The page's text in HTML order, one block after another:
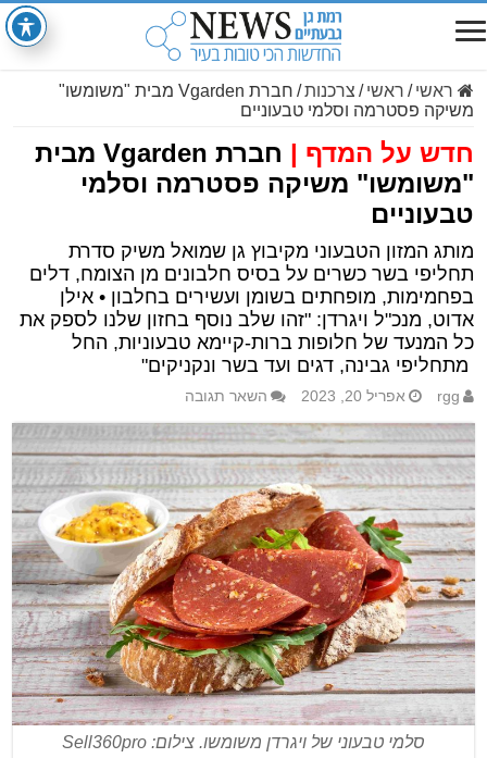
ראשי / ראשי / צרכנות/
חברת Vgarden מבית "משומשו"
משיקה פסטרמה וסלמי טבעוניים
חדש על המדף |
חברת Vgarden מבית
"משומשו" משיקה פסטרמה וסלמי
טבעוניים
מותג המזון הטבעוני מקיבוץ גן שמואל משיק סדרת
תחליפי בשר כשרים על בסיס חלבונים מן הצומח, דלים
בפחמימות, מופחתים בשומן ועשירים בחלבון • אילן
אדוט, מנכ"ל ויגרדן: "זהו שלב נוסף בחזון שלנו לספק את
כל המנעד של חלופות ברות-קיימא טבעוניות, החל
מתחליפי גבינה, דגים ועד בשר ונקניקים"
rgg אפריל 20, 2023 השאר תגובה
סלמי טבעוני של ויגרדן משומשו. צילום: Sell360pro